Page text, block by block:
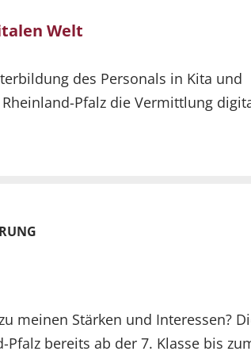
Welt
des Personals in Kita und
Pfalz die Vermittlung
meinen Stärken und Interessen?
Pfalz bereits ab der 7. Klasse bis